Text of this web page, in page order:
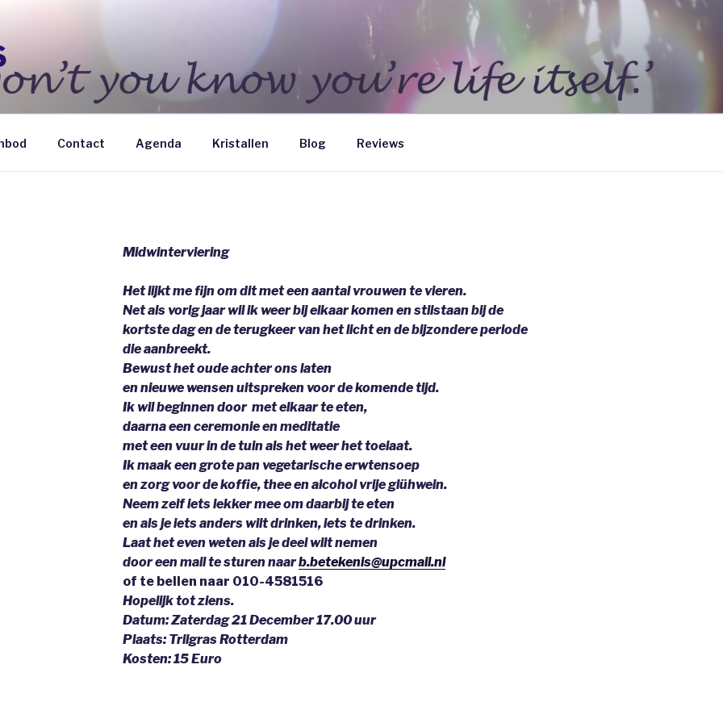
Contact Agenda Kristallen Blog Reviews
Midwinterviering
Het lijkt me fijn om dit met een aantal vrouwen te vieren.
Net als vorig jaar wil ik weer bij elkaar komen en stilstaan bij de
kortste dag en de terugkeer van het licht en de bijzondere periode
die aanbreekt.
Bewust het oude achter ons laten
en nieuwe wensen uitspreken voor de komende tijd.
Ik wil beginnen door met elkaar te eten,
daarna een ceremonie en meditatie
met een vuur in de tuin als het weer het toelaat.
Ik maak een grote pan vegetarische erwtensoep
en zorg voor de koffie, thee en alcohol vrije glühwein.
Neem zelf iets lekker mee om daarbij te eten
en als je iets anders wilt drinken, iets te drinken.
Laat het even weten als je deel wilt nemen
door een mail te sturen naarb.betekenis@upcmail.nl
of te bellen naar 010-4581516
Hopelijk tot ziens.
Datum: Zaterdag 21 December 17.00 uur
Plaats: Trilgras Rotterdam
Kosten: 15 Euro